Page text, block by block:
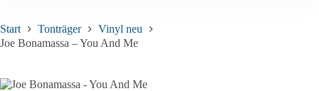
Start Tonträger
Vinyl neu
Joe Bonamassa – You And Me